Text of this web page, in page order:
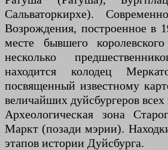
Сальваторкирхе).
Возрождения, построенное в
месте бывшего
несколько
находится колодец
посвященный известному
величайших дуйсбургеров всех
Археологическая зона
Маркт (позади мэрии).
этапов истории Дуйсбурга.